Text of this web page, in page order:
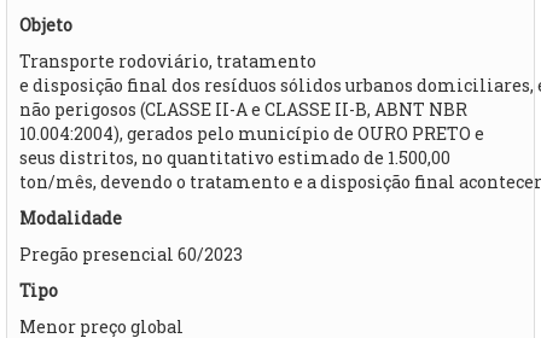
Objeto
Transporte rodoviário, tratamento
e disposição final dos resíduos sólidos urbanos
não perigosos (CLASSE II-A e CLASSE II-B, ABNT NBR
10.004:2004), gerados pelo município de OURO PRETO e
seus distritos, no quantitativo estimado de 1.500,00
ton/mês, devendo o tratamento e a disposição final
Modalidade
Pregão presencial 60/2023
Tipo
Menor preço global